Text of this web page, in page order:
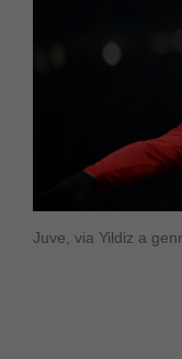
Juve, via Yildiz a